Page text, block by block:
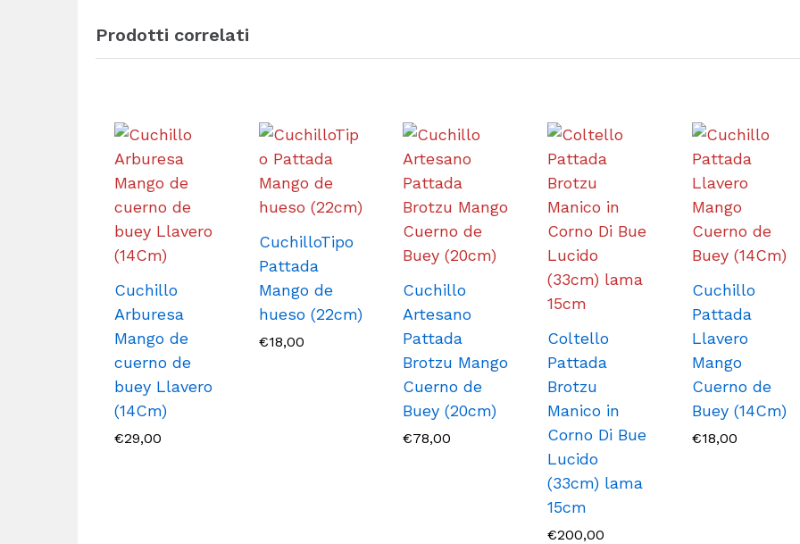
Prodotti correlati
Cuchillo
Arburesa
Mango de
cuerno de
buey Llavero
(14Cm)
€29,00
CuchilloTipo
Pattada
Mango de
hueso (22cm)
€18,00
Cuchillo
Artesano
Pattada
Brotzu Mango
Cuerno de
Buey (20cm)
€78,00
Coltello
Pattada
Brotzu
Manico in
Corno Di Bue
Lucido
(33cm) lama
15cm
€200,00
Cuchillo
Pattada
Llavero
Mango
Cuerno de
Buey (14Cm)
€18,00